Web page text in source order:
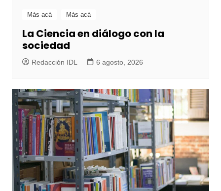
Más acá Más acá
La Ciencia en diálogo con la
sociedad
Redacción IDL 6 agosto, 2026